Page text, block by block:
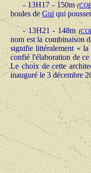
- 13H17 - 150m(
boules deGuiqui
- 13H21 - 148m (
nom est la combinaison
signifie littéralement «
confié l'élaboration de
Le choix de cette
inauguré le 3 décembre